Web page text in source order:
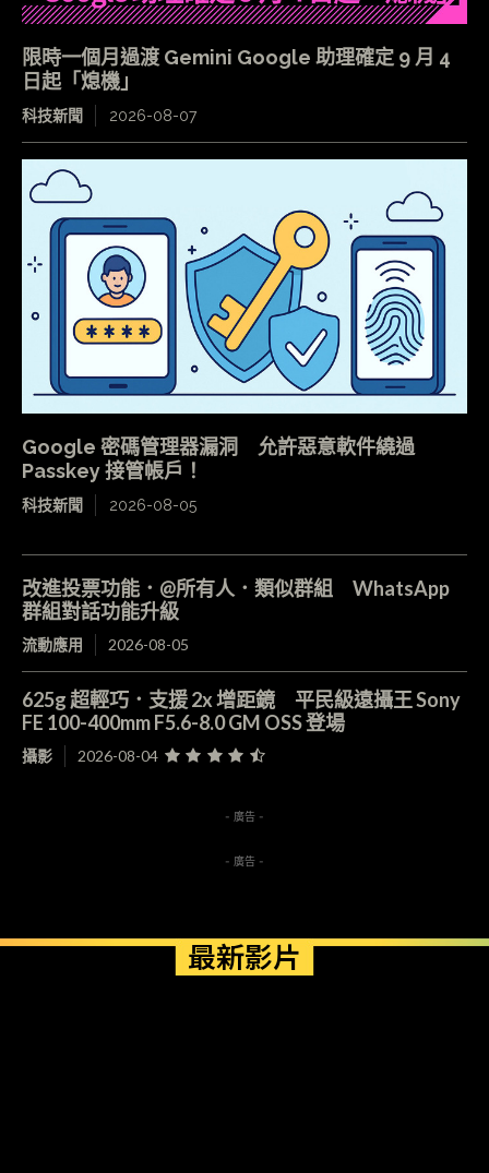
限時一個月過渡 Gemini Google 助理確定 9 月 4
日起「熄機」
科技新聞 2026-08-07
Google 密碼管理器漏洞 允許惡意軟件繞過
Passkey 接管帳戶！
科技新聞 2026-08-05
改進投票功能．@所有人．類似群組 WhatsApp
群組對話功能升級
流動應用 2026-08-05
625g 超輕巧．支援 2x 增距鏡 平民級遠攝王 Sony
FE 100-400mm F5.6-8.0 GM OSS 登場
攝影 2026-08-04
- 廣告 -
- 廣告 -
最新影片